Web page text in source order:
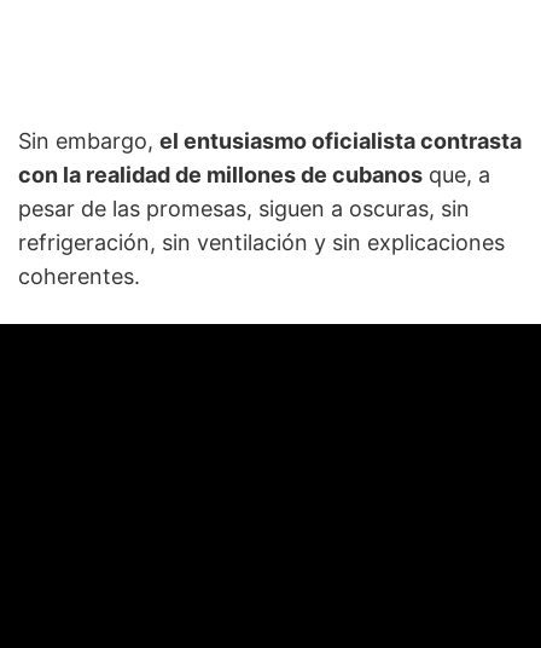
Sin embargo, el entusiasmo oficialista contrasta
con la realidad de millones de cubanos que, a
pesar de las promesas, siguen a oscuras, sin
refrigeración, sin ventilación y sin explicaciones
coherentes.